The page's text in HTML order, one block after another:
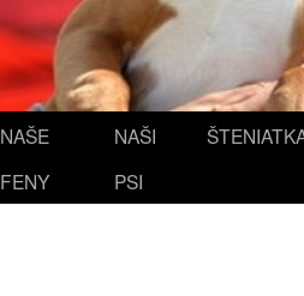
NAŠE
FENY
NAŠI
PSI